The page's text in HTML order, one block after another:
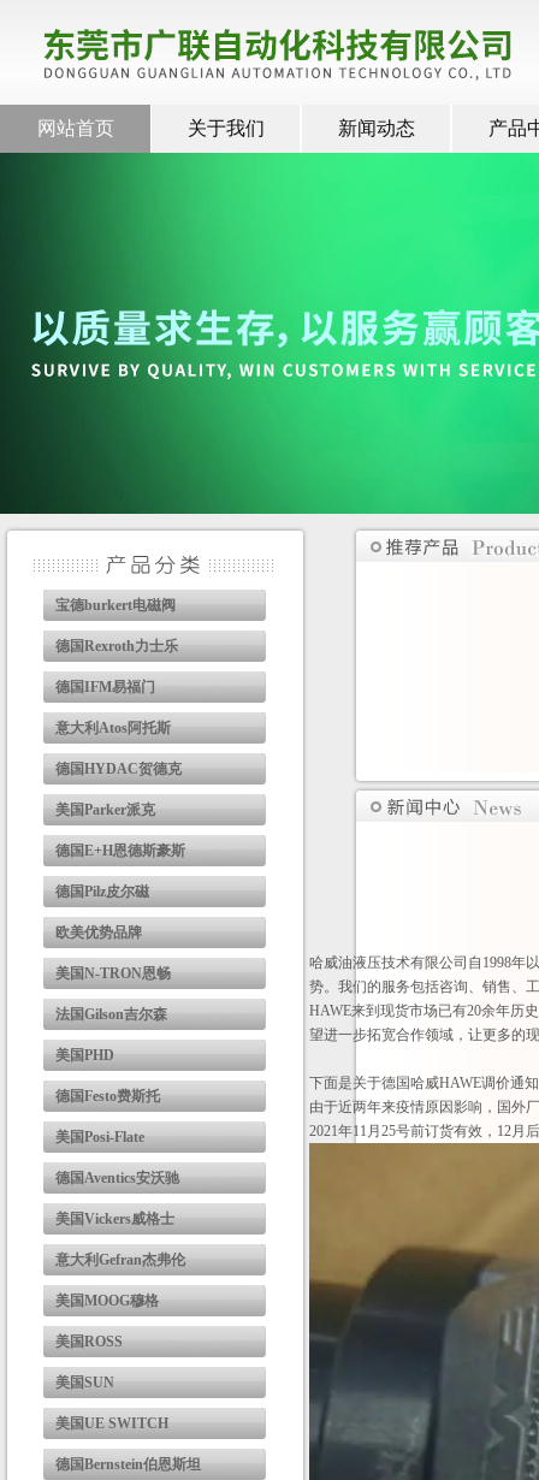
网站首页 关于我们 新闻动态 产品
宝德burkert电磁阀
德国Rexroth力士乐
德国IFM易福门
意大利Atos阿托斯
德国HYDAC贺德克
美国Parker派克
德国E+H恩德斯豪斯
德国Pilz皮尔磁
欧美优势品牌
美国N-TRON恩畅
法国Gilson吉尔森
美国PHD
德国Festo费斯托
美国Posi-Flate
德国Aventics安沃驰
美国Vickers威格士
意大利Gefran杰弗伦
美国MOOG穆格
美国ROSS
美国SUN
美国UE SWITCH
德国Bernstein伯恩斯坦
哈威油液压技术有限公司自1998年
势。我们的服务包括咨询、销售、
HAWE来到现货市场已有20余年历
望进一步拓宽合作领域，让更多的
下面是关于德国哈威HAWE调价通
由于近两年来疫情原因影响，国外
2021年11月25号前订货有效，12月